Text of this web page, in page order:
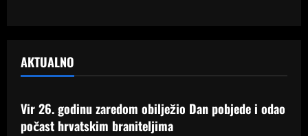
AKTUALNO
Samo Hercegovina
Vir 26. godinu zaredom obilježio Dan pobjede i odao
počast hrvatskim braniteljima